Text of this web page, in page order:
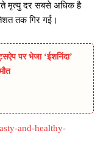
मृत्यु दर सबसे अधिक है
तक गिर गई।
पर भेजा ‘ईशनिंदा’
and-healthy-